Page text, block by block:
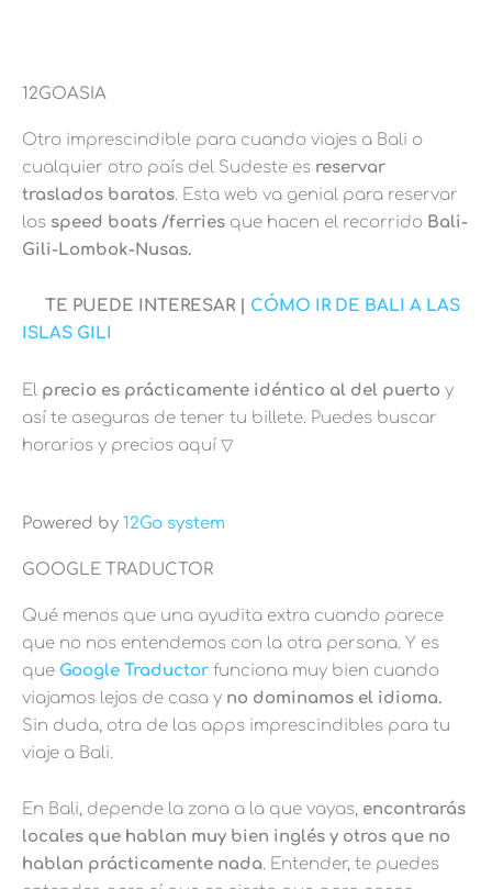
12GOASIA
Otro imprescindible para cuando viajes a Bali o
cualquier otro país del Sudeste es reservar
traslados baratos. Esta web va genial para reservar
los speed boats /ferries que hacen el recorrido Bali-
Gili-Lombok-Nusas.
TE PUEDE INTERESAR | CÓMO IR DE BALI A LAS
ISLAS GILI
El precio es prácticamente idéntico al del puerto y
así te aseguras de tener tu billete. Puedes buscar
horarios y precios aquí ▽
Powered by 12Go system
GOOGLE TRADUCTOR
Qué menos que una ayudita extra cuando parece
que no nos entendemos con la otra persona. Y es
que Google Traductor funciona muy bien cuando
viajamos lejos de casa y no dominamos el idioma.
Sin duda, otra de las apps imprescindibles para tu
viaje a Bali.
En Bali, depende la zona a la que vayas, encontrarás
locales que hablan muy bien inglés y otros que no
hablan prácticamente nada. Entender, te puedes